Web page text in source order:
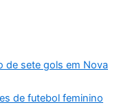
de sete gols em Nova
de futebol feminino